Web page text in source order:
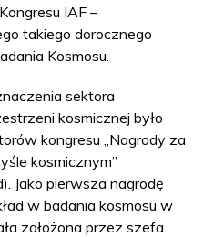
IAF –
takiego dorocznego
Kosmosu.
sektora
kosmicznej było
kongresu „Nagrody za
kosmicznym”
Jako pierwsza nagrodę
w badania kosmosu w
założona przez szefa